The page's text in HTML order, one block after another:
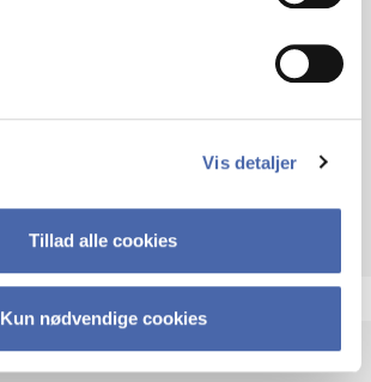
Vis detaljer
Tillad alle cookies
Kun nødvendige cookies